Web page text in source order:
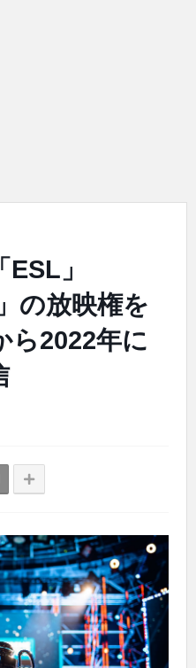
」
の放映権を
ら2022年に